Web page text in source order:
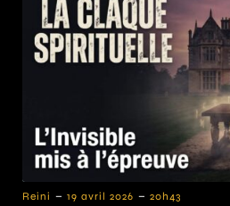
Reini - 19 avril 2026 - 20h43